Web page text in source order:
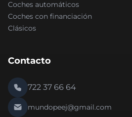
Coches automáticos
Coches con financiación
Clásicos
Contacto
722 37 66 64
mundopeej@gmail.com